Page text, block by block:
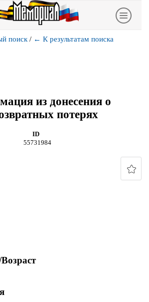
поиск / ← К результатам поиска
из донесения о
потерях
ID
55731984